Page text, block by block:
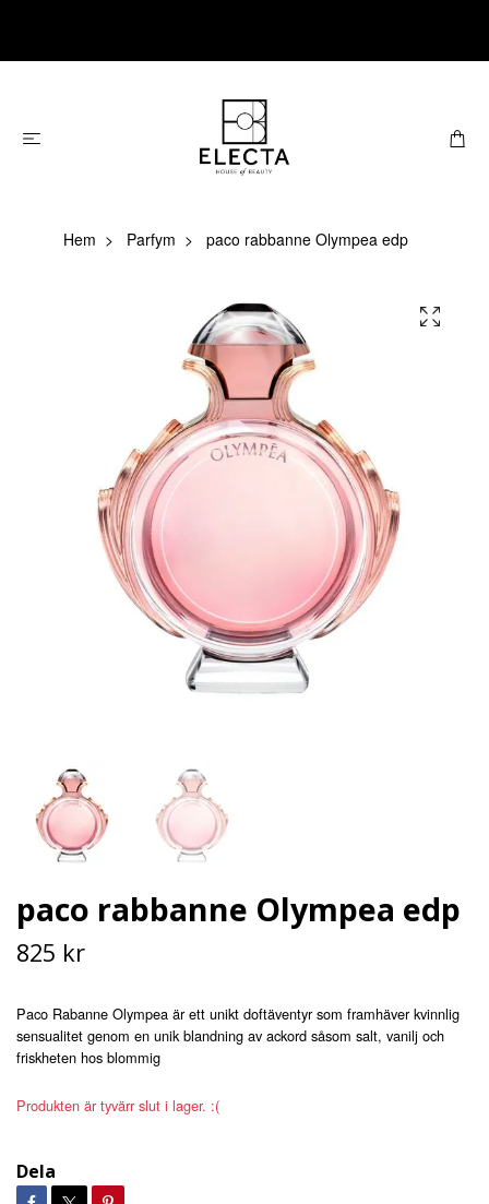
Hem Parfym paco rabbanne Olympea edp
paco rabbanne Olympea edp
825 kr
Paco Rabanne Olympea är ett unikt doftäventyr som framhäver kvinnlig
sensualitet genom en unik blandning av ackord såsom salt, vanilj och
friskheten hos blommig
Produkten är tyvärr slut i lager. :(
Dela